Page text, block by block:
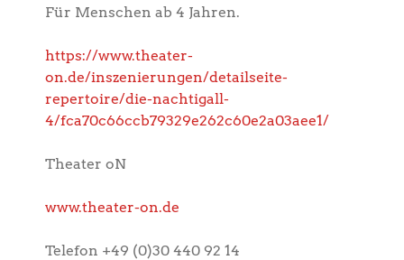
Für Menschen ab 4 Jahren.
https://www.theater-
on.de/inszenierungen/detailseite-
repertoire/die-nachtigall-
4/fca70c66ccb79329e262c60e2a03aee1/
Theater oN
www.theater-on.de
Telefon +49 (0)30 440 92 14